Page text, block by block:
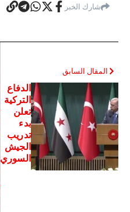
شارك الخبر
المقال السابق
الدفاع
التركية
تعلن
بدء
تدريب
الجيش
السوري